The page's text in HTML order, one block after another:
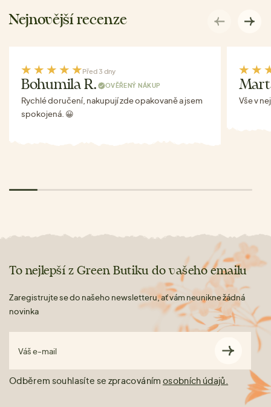
Nejnovější recenze
Před 3 dny
Bohumila R. OVĚŘENÝ NÁKUP
Rychlé doručení, nakupují zde opakovaně a jsem
spokojená. 😀
Vše v
To nejlepší z Green Butiku do vašeho emailu
Zaregistrujte se do našeho newsletteru, ať vám neunikne žádná
novinka
Váš e-mail
Odběrem souhlasíte se zpracováním osobních údajů.